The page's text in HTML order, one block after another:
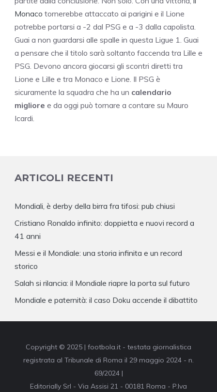
Monaco tornerebbe attaccato ai parigini e il Lione
potrebbe portarsi a -2 dal PSG e a -3 dalla capolista.
Guai a non guardarsi alle spalle in questa Ligue 1. Guai
a pensare che il titolo sarà soltanto faccenda tra Lille e
PSG. Devono ancora giocarsi gli scontri diretti tra
Lione e Lille e tra Monaco e Lione. Il PSG è
sicuramente la squadra che ha un calendario
migliore e da oggi può tornare a contare su Mauro
Icardi.
ARTICOLI RECENTI
Mondiali, è derby della birra fra tifosi: pub chiusi
Cristiano Ronaldo infinito: doppietta e nuovi record a
41 anni
Messi e il Mondiale: una storia infinita e un record
storico
Salah si rilancia: il Mondiale riapre la porta sul futuro
Mondiale e paternità: il caso Doku accende il dibattito
Copyright © 2025 | footbola.it - testata giornalistica
registrata al Tribunale di Roma il 29 maggio 2024 - n.
69/2024 |
Editorially Srl - Via Assisi 21 - 00181 Roma - P.Iva